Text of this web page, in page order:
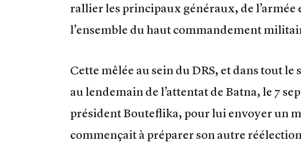
rallier les principaux généraux, de l’armée
l’ensemble du haut commandement
Cette mêlée au sein du DRS, et dans tout
au lendemain de l’attentat de Batna, le 7
président Bouteflika, pour lui envoyer un
commençait à préparer son autre